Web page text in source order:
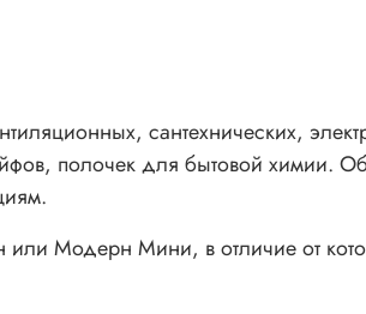
сантехнических,
полочек для бытовой химии.
Модерн Мини, в отличие от